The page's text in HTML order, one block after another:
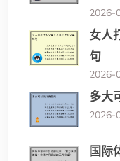
2026-
女人
句
2026-
多大
2026-
国际